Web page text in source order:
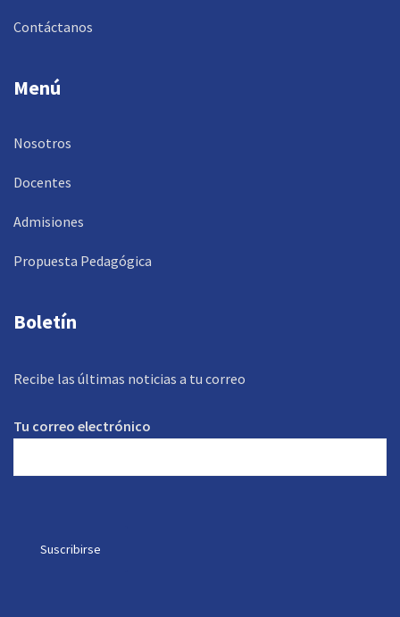
Contáctanos
Menú
Nosotros
Docentes
Admisiones
Propuesta Pedagógica
Boletín
Recibe las últimas noticias a tu correo
Tu correo electrónico